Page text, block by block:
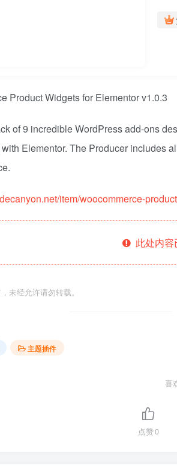
of 9 incredible WordPress add-ons
Elementor. The Producer includes
item/woocommerce-
此处内
未经允许请勿转载。
主题插件
喜
点赞0